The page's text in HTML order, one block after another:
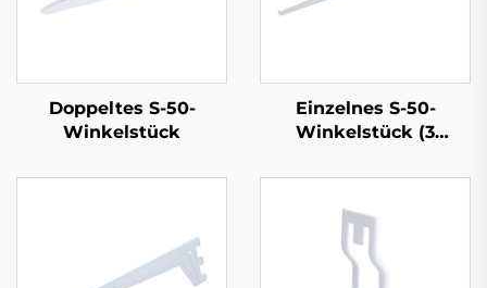
Doppeltes S-50-
Winkelstück
Einzelnes S-50-
Winkelstück (3